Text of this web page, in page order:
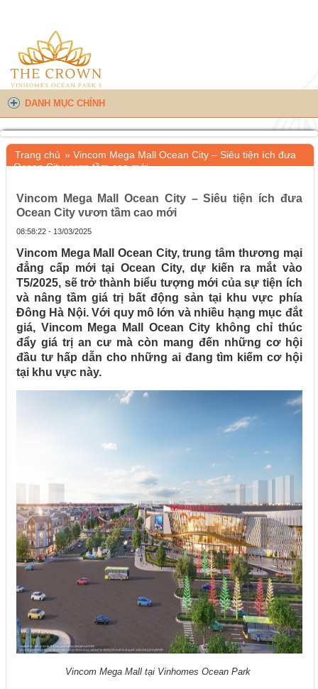
DANH MỤC CHÍNH
Trang chủ » Vincom Mega Mall Ocean City – Siêu tiện ích đưa
Ocean City vươn tầm cao mới
Vincom Mega Mall Ocean City – Siêu tiện ích đưa
Ocean City vươn tầm cao mới
08:58:22 - 13/03/2025
Vincom Mega Mall Ocean City, trung tâm thương mại
đẳng cấp mới tại Ocean City, dự kiến ra mắt vào
T5/2025, sẽ trở thành biểu tượng mới của sự tiện ích
và nâng tầm giá trị bất động sản tại khu vực phía
Đông Hà Nội. Với quy mô lớn và nhiều hạng mục đắt
giá, Vincom Mega Mall Ocean City không chỉ thúc
đẩy giá trị an cư mà còn mang đến những cơ hội
đầu tư hấp dẫn cho những ai đang tìm kiếm cơ hội
tại khu vực này.
Vincom Mega Mall tại Vinhomes Ocean Park